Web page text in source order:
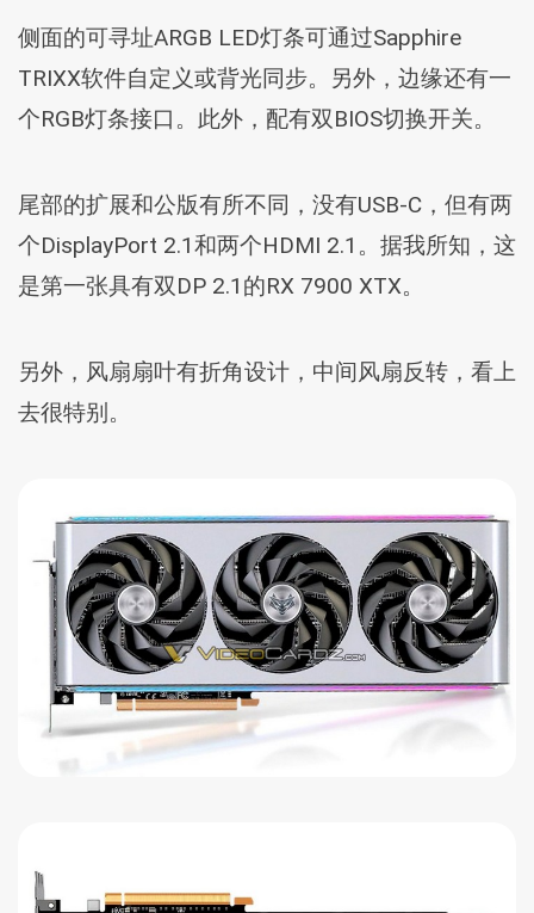
侧面的可寻址ARGB LED灯条可通过Sapphire
TRIXX软件自定义或背光同步。另外，边缘还有一
个RGB灯条接口。此外，配有双BIOS切换开关。
尾部的扩展和公版有所不同，没有USB-C，但有两
个DisplayPort 2.1和两个HDMI 2.1。据我所知，这
是第一张具有双DP 2.1的RX 7900 XTX。
另外，风扇扇叶有折角设计，中间风扇反转，看上
去很特别。